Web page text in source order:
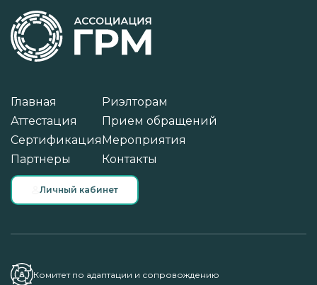
Главная
Аттестация
Сертификация
Партнеры
Риэлторам
Прием обращений
Мероприятия
Контакты
Личный кабинет
Комитет по адаптации и сопровождению